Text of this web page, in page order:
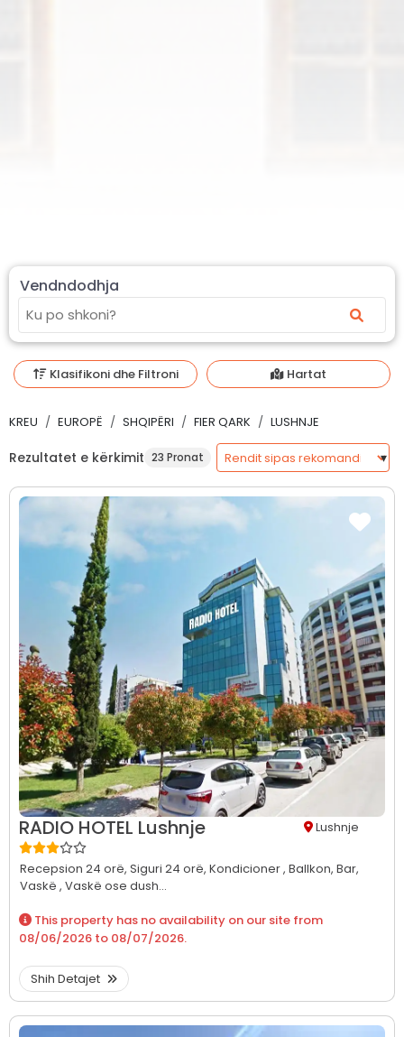
Vendndodhja
Klasifikoni dhe Filtroni Hartat
KREU EUROPË SHQIPËRI FIER QARK LUSHNJE
Rezultatet e kërkimit 23 Pronat
RADIO HOTEL Lushnje Lushnje
Recepsion 24 orë, Siguri 24 orë, Kondicioner , Ballkon, Bar,
Vaskë , Vaskë ose dush...
This property has no availability on our site from
08/06/2026 to 08/07/2026.
Shih Detajet